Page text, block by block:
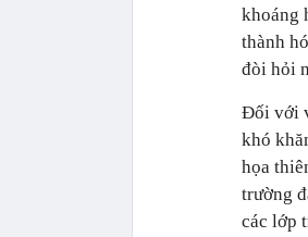
khoáng
thành
đòi hỏi
Đối với
khó
họa
trường
các lớp